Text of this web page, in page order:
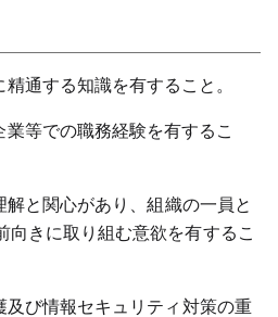
精通する知識を有すること。
業等での職務経験を有するこ
解と関心があり、組織の一員と
向きに取り組む意欲を有するこ
及び情報セキュリティ対策の重